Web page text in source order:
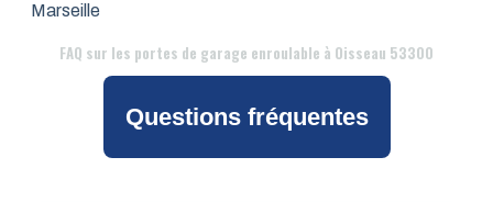
Marseille
FAQ sur les portes de garage enroulable à Oisseau 53300
Questions fréquentes